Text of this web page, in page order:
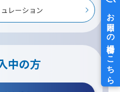
レーション
中の方